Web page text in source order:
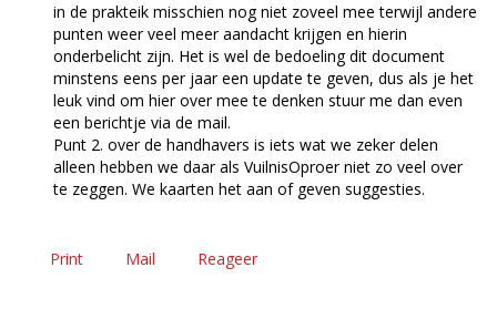
in de prakteik misschien nog niet zoveel mee terwijl andere
punten weer veel meer aandacht krijgen en hierin
onderbelicht zijn. Het is wel de bedoeling dit document
minstens eens per jaar een update te geven, dus als je het
leuk vind om hier over mee te denken stuur me dan even
een berichtje via de mail.
Punt 2. over de handhavers is iets wat we zeker delen
alleen hebben we daar als VuilnisOproer niet zo veel over
te zeggen. We kaarten het aan of geven suggesties.
Print Mail Reageer